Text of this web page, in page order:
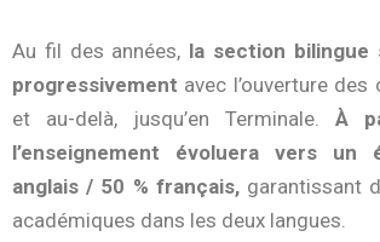
Au fil des années, la section bilingue
progressivement avec l’ouverture des
et au-delà, jusqu’en Terminale. À
l’enseignement évoluera vers un
anglais / 50 % français,garantissant
académiques dans les deux langues.